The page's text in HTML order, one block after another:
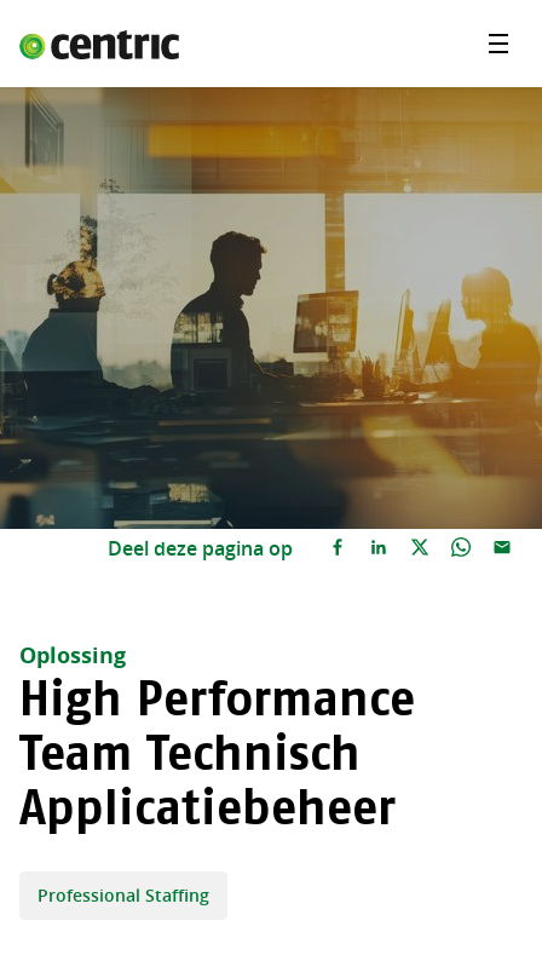
Oplossingen
Branches
Over Centric
Contact
Careers
Insights
Deel deze pagina op
Oplossing
High Performance
Team Technisch
Applicatiebeheer
Professional Staffing